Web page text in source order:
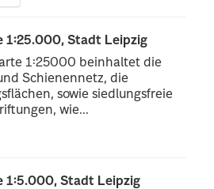
1:25.000, Stadt Leipzig
1:25000 beinhaltet die
Schienennetz, die
sowie siedlungsfreie
wie...
1:5.000, Stadt Leipzig